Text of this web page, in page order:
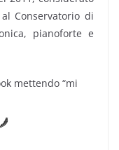
Conservatorio di
pianoforte e
mettendo “mi